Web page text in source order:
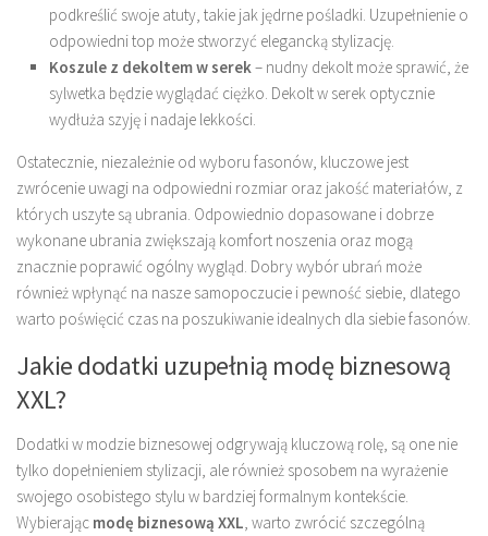
podkreślić swoje atuty, takie jak jędrne pośladki. Uzupełnienie o
odpowiedni top może stworzyć elegancką stylizację.
Koszule z dekoltem w serek – nudny dekolt może sprawić, że
sylwetka będzie wyglądać ciężko. Dekolt w serek optycznie
wydłuża szyję i nadaje lekkości.
Ostatecznie, niezależnie od wyboru fasonów, kluczowe jest
zwrócenie uwagi na odpowiedni rozmiar oraz jakość materiałów, z
których uszyte są ubrania. Odpowiednio dopasowane i dobrze
wykonane ubrania zwiększają komfort noszenia oraz mogą
znacznie poprawić ogólny wygląd. Dobry wybór ubrań może
również wpłynąć na nasze samopoczucie i pewność siebie, dlatego
warto poświęcić czas na poszukiwanie idealnych dla siebie fasonów.
Jakie dodatki uzupełnią modę biznesową
XXL?
Dodatki w modzie biznesowej odgrywają kluczową rolę, są one nie
tylko dopełnieniem stylizacji, ale również sposobem na wyrażenie
swojego osobistego stylu w bardziej formalnym kontekście.
Wybierając modę biznesową XXL , warto zwrócić szczególną